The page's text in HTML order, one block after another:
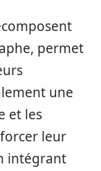
permet
une
et les
leur
intégrant